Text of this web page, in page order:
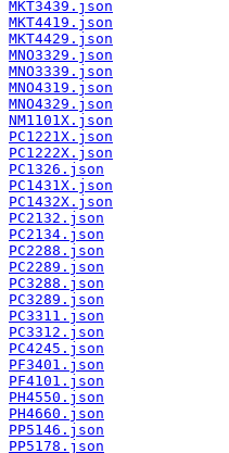
MKT3439.json
MKT4419.json
MKT4429.json
MNO3329.json
MNO3339.json
MNO4319.json
MNO4329.json
NM1101X.json
PC1221X.json
PC1222X.json
PC1326.json
PC1431X.json
PC1432X.json
PC2132.json
PC2134.json
PC2288.json
PC2289.json
PC3288.json
PC3289.json
PC3311.json
PC3312.json
PC4245.json
PF3401.json
PF4101.json
PH4550.json
PH4660.json
PP5146.json
PP5178.json